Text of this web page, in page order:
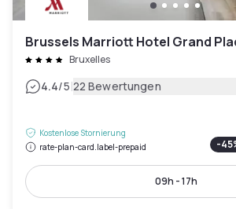
Brussels Marriott Hotel Grand
Bruxelles
4.4/5|22 Bewertungen
Kostenlose Stornierung
rate-plan-card.label-prepaid
-45
09h - 17h